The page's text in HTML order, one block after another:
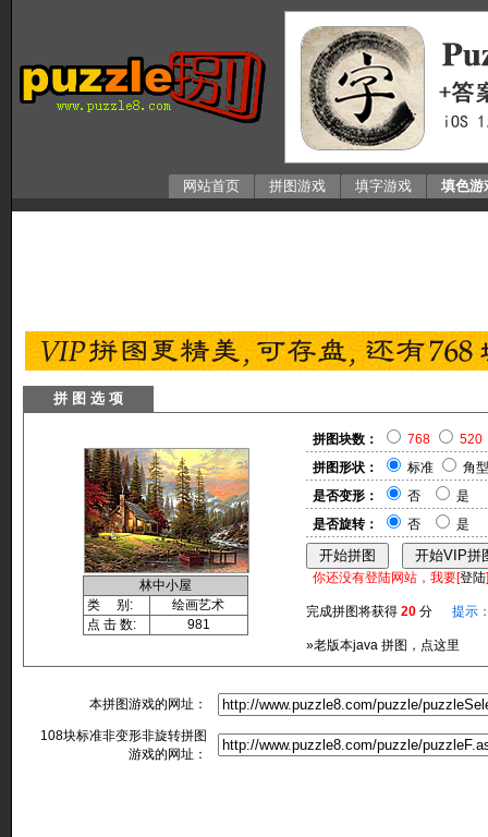
网站首页 拼图游戏 填字游戏 填色游
拼 图 选 项
林中小屋
类 别:
绘画艺术
点 击 数:
981
拼图块数： 768
520
拼图形状：
标准
角型
是否变形：
否
是
是否旋转：
否 是
你还没有登陆网站，我要[登陆
完成拼图将获得 20 分 提示
»老版本java 拼图，点这里
本拼图游戏的网址：
108块标准非变形非旋转拼图
游戏的网址：